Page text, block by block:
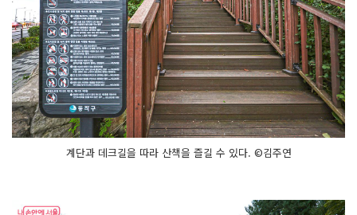
계단과 데크길을 따라 산책을 즐길 수 있다. ©김주연